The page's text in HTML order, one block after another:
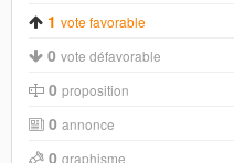
1 vote favorable
0 vote défavorable
0 proposition
0 annonce
0 graphisme